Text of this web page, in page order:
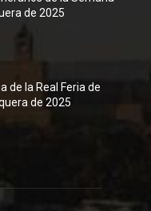
de 2025
de la Real Feria de
de 2025